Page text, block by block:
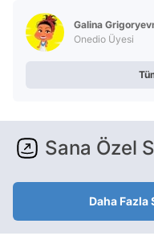
Galina
Onedio Üyesi
Sana Özel
Daha Fazla